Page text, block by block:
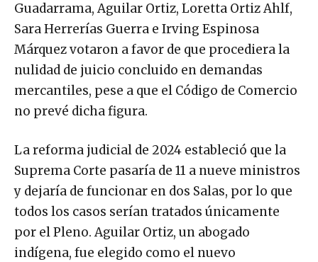
Guadarrama, Aguilar Ortiz, Loretta Ortiz Ahlf,
Sara Herrerías Guerra e Irving Espinosa
Márquez votaron a favor de que procediera la
nulidad de juicio concluido en demandas
mercantiles, pese a que el Código de Comercio
no prevé dicha figura.
La reforma judicial de 2024 estableció que la
Suprema Corte pasaría de 11 a nueve ministros
y dejaría de funcionar en dos Salas, por lo que
todos los casos serían tratados únicamente
por el Pleno. Aguilar Ortiz, un abogado
indígena, fue elegido como el nuevo